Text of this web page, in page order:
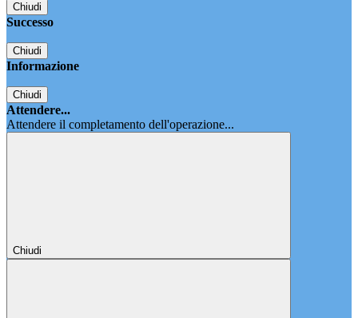
Chiudi
Successo
Chiudi
Informazione
Chiudi
Attendere...
Attendere il completamento dell'operazione...
Chiudi